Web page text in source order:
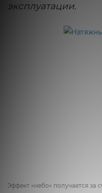
эксплуатации.
Эффект «небо» получается за